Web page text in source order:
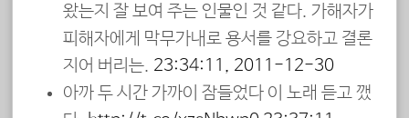
왔는지 잘 보여 주는 인물인 것 같다. 가해자가
피해자에게 막무가내로 용서를 강요하고 결론
지어 버리는. 23:34:11, 2011-12-30
아까 두 시간 가까이 잠들었다 이 노래 듣고 깼